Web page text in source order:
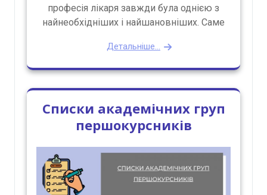
професія лікаря завжди була однією з
найнеобхідніших і найшановніших. Саме
Детальніше...
Списки академічних груп
першокурсників